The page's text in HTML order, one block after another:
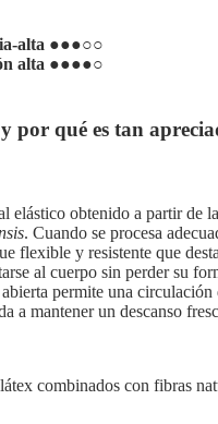
alta ●●●○○
alta ●●●●○
por qué es tan
elástico obtenido a partir de
. Cuando se procesa
flexible y resistente que
al cuerpo sin perder su
permite una circulación
a mantener un descanso
combinados con fibras